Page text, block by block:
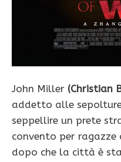
John Miller (Christian
addetto alle
seppellire un prete
convento per
dopo che la città è